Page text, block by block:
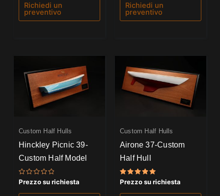
Richiedi un
preventivo
Richiedi un
preventivo
Custom Half Hulls
Hinckley Picnic 39-
Custom Half Model
Valutato
0
su
Prezzo su richiesta
Custom Half Hulls
Airone 37-Custom
Half Hull
Valutato
5.00
su 5
Prezzo su richiesta